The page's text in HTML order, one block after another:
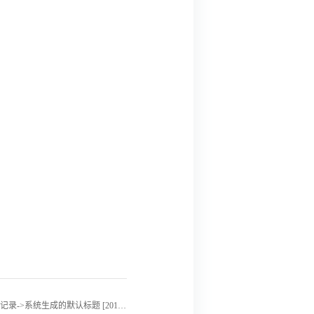
后一记录->系统生成的默认标题 [2018-01-04]